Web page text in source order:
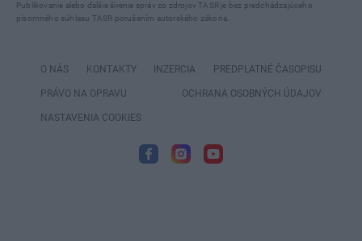
Publikovanie alebo ďalšie šírenie správ zo zdrojov TASR je bez predchádzajúceho
písomného súhlasu TASR porušením autorského zákona.
O NÁS KONTAKTY INZERCIA PREDPLATNÉ ČASOPISU
PRÁVO NA OPRAVU OCHRANA OSOBNÝCH ÚDAJOV
NASTAVENIA COOKIES